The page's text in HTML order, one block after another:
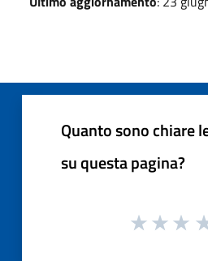
Quanto sono chiare
su questa pagina?